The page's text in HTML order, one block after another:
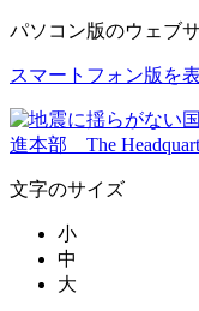
パソコン版のウェブ
スマートフォン版を
文字のサイズ
小
中
大